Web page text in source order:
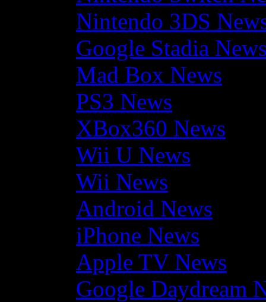
Nintendo 3DS
Google Stadia
Mad Box News
PS3 News
XBox360 News
Wii U News
Wii News
Android News
iPhone News
Apple TV News
Google Daydream